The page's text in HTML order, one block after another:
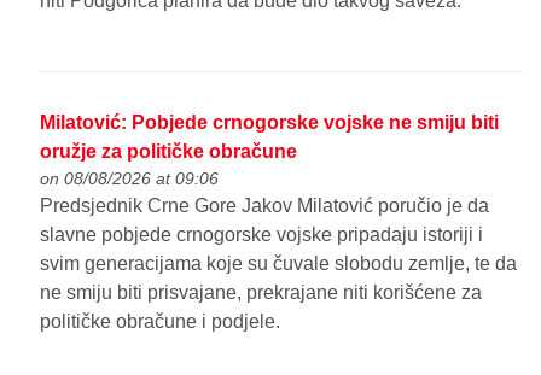
Milatović: Pobjede crnogorske vojske ne smiju biti
oružje za političke obračune
on 08/08/2026 at 09:06
Predsjednik Crne Gore Jakov Milatović poručio je da
slavne pobjede crnogorske vojske pripadaju istoriji i
svim generacijama koje su čuvale slobodu zemlje, te da
ne smiju biti prisvajane, prekrajane niti korišćene za
političke obračune i podjele.